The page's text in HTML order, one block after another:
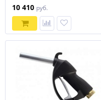
10 410 руб.